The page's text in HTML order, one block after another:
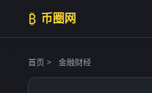
₿ 币圈网
首页 > 金融财经